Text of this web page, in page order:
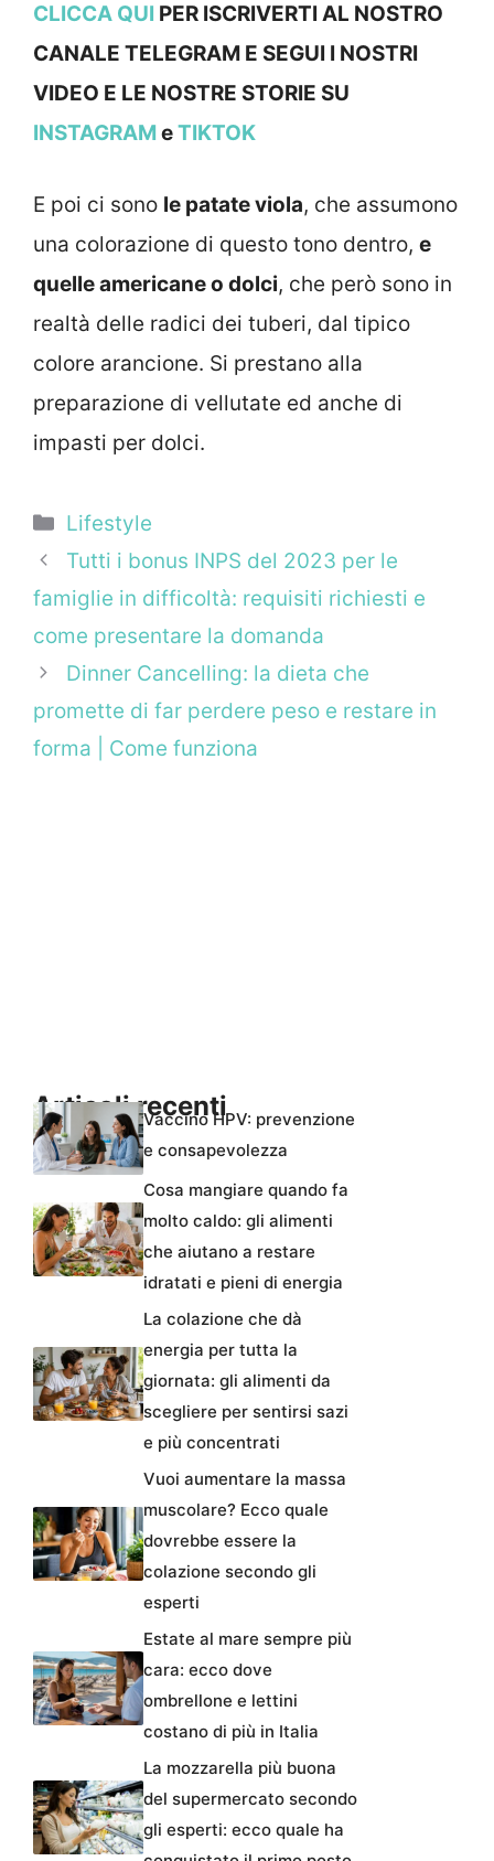
CLICCA QUI PER ISCRIVERTI AL NOSTRO
CANALE TELEGRAM E SEGUI I NOSTRI
VIDEO E LE NOSTRE STORIE SU
INSTAGRAMeTIKTOK
E poi ci sono le patate viola, che assumono
una colorazione di questo tono dentro, e
quelle americane o dolci, che però sono in
realtà delle radici dei tuberi, dal tipico
colore arancione. Si prestano alla
preparazione di vellutate ed anche di
impasti per dolci.
Categorie
Lifestyle
Tutti i bonus INPS del 2023 per le
famiglie in difficoltà: requisiti richiesti e
come presentare la domanda
Dinner Cancelling: la dieta che
promette di far perdere peso e restare in
forma | Come funziona
Articoli recentiVaccino HPV: prevenzione
e consapevolezza
Cosa mangiare quando fa
molto caldo: gli alimenti
che aiutano a restare
idratati e pieni di energia
La colazione che dà
energia per tutta la
giornata: gli alimenti da
scegliere per sentirsi sazi
e più concentrati
Vuoi aumentare la massa
muscolare? Ecco quale
dovrebbe essere la
colazione secondo gli
esperti
Estate al mare sempre più
cara: ecco dove
ombrellone e lettini
costano di più in Italia
La mozzarella più buona
del supermercato secondo
gli esperti: ecco quale ha